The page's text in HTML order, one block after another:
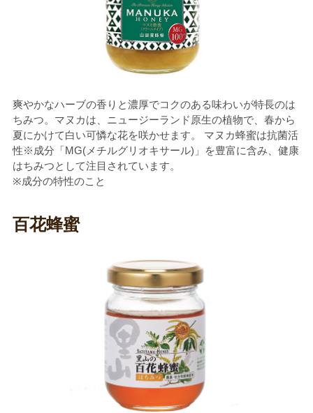
爽やかなハーブの香りと濃厚でコクのある味わいが特長のは
ちみつ。マヌカは、ニュージーランド原生の植物で、春から
夏にかけて白い可憐な花を咲かせます。 マヌカ蜂蜜は抗菌活
性※成分「MG(メチルグリオキサール)」を豊富に含み、健康
はちみつとして注目されています。
※成分の特性のこと
百花蜂蜜